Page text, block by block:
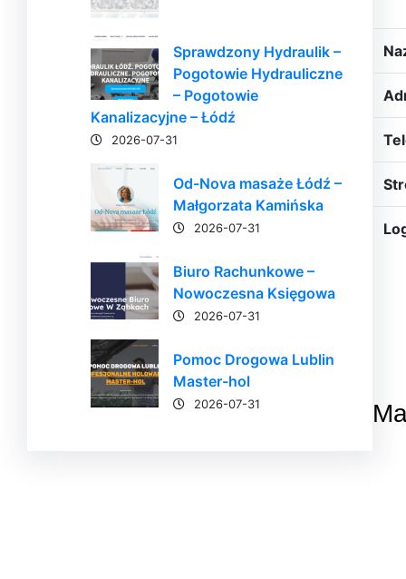
Sprawdzony Hydraulik –
Pogotowie Hydrauliczne
– Pogotowie
Kanalizacyjne – Łódź
2026-07-31
Od-Nova masaże Łódź –
Małgorzata Kamińska
2026-07-31
Biuro Rachunkowe –
Nowoczesna Księgowa
2026-07-31
Pomoc Drogowa Lublin
Master-hol
2026-07-31